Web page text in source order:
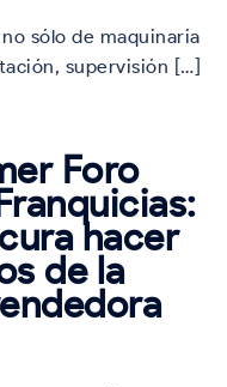
sólo de maquinaria
supervisión […]
Foro
hacer
de la